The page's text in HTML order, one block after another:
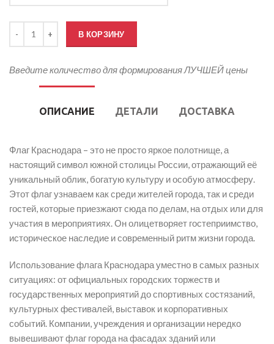
В КОРЗИНУ
Введите количество для формирования ЛУЧШЕЙ цены
ОПИСАНИЕ ДЕТАЛИ ДОСТАВКА
Флаг Краснодара – это не просто яркое полотнище, а
настоящий символ южной столицы России, отражающий её
уникальный облик, богатую культуру и особую атмосферу.
Этот флаг узнаваем как среди жителей города, так и среди
гостей, которые приезжают сюда по делам, на отдых или для
участия в мероприятиях. Он олицетворяет гостеприимство,
историческое наследие и современный ритм жизни города.
Использование флага Краснодара уместно в самых разных
ситуациях: от официальных городских торжеств и
государственных мероприятий до спортивных состязаний,
культурных фестивалей, выставок и корпоративных
событий. Компании, учреждения и организации нередко
вывешивают флаг города на фасадах зданий или